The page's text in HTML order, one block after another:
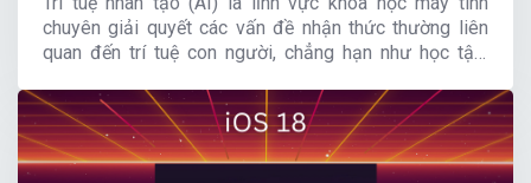
chuyên giải quyết các vấn đề nhận thức thường liên
quan đến trí tuệ con người, chẳng hạn như học tập,
thu thập vô số dữ liệu từ nhiều nguồn khác nhau như
cảm biến thông minh, nội dung do con người tạo, công
cụ giám sát và nhật ký hệ thống.